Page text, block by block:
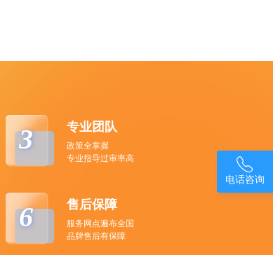
3 专业团队
政策全掌握
专业指导过审率高
6 售后保障
服务网点遍布全国
品牌售后有保障

电话咨询